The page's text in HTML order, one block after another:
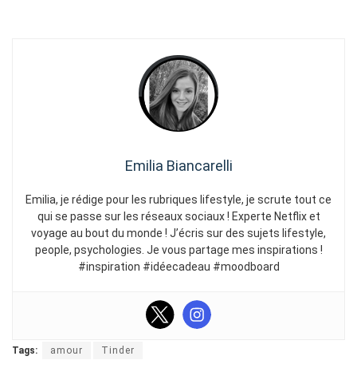
Emilia Biancarelli
Emilia, je rédige pour les rubriques lifestyle, je scrute tout ce
qui se passe sur les réseaux sociaux ! Experte Netflix et
voyage au bout du monde ! J’écris sur des sujets lifestyle,
people, psychologies. Je vous partage mes inspirations !
#inspiration #idéecadeau #moodboard
Tags: amour Tinder